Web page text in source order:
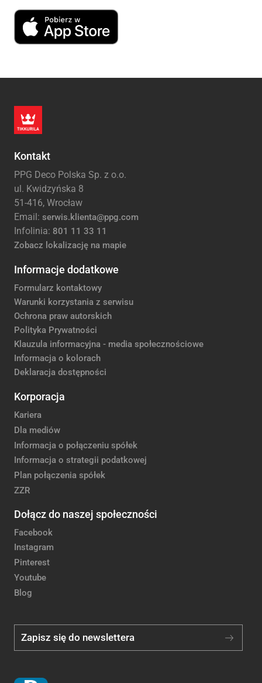
Kontakt
PPG Deco Polska Sp. z o.o.
ul. Kwidzyńska 8
51-416, Wrocław
Email: serwis.klienta@ppg.com
Infolinia: 801 11 33 11
Zobacz lokalizację na mapie
Informacje dodatkowe
Formularz kontaktowy
Warunki korzystania z serwisu
Ochrona praw autorskich
Polityka Prywatności
Klauzula informacyjna - media społecznościowe
Informacja o kolorach
Deklaracja dostępności
Korporacja
Kariera
Dla mediów
Informacja o połączeniu spółek
Informacja o strategii podatkowej
Plan połączenia spółek
ZZR
Dołącz do naszej społeczności
Facebook
Instagram
Pinterest
Youtube
Blog
Zapisz się do newslettera